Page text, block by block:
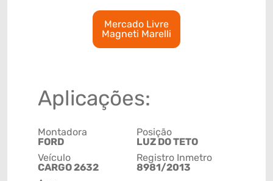
Mercado Livre
Magneti Marelli
Aplicações:
Montadora
FORD
Veículo
CARGO 2632
Posição
LUZ DO TETO
Registro Inmetro
8981/2013